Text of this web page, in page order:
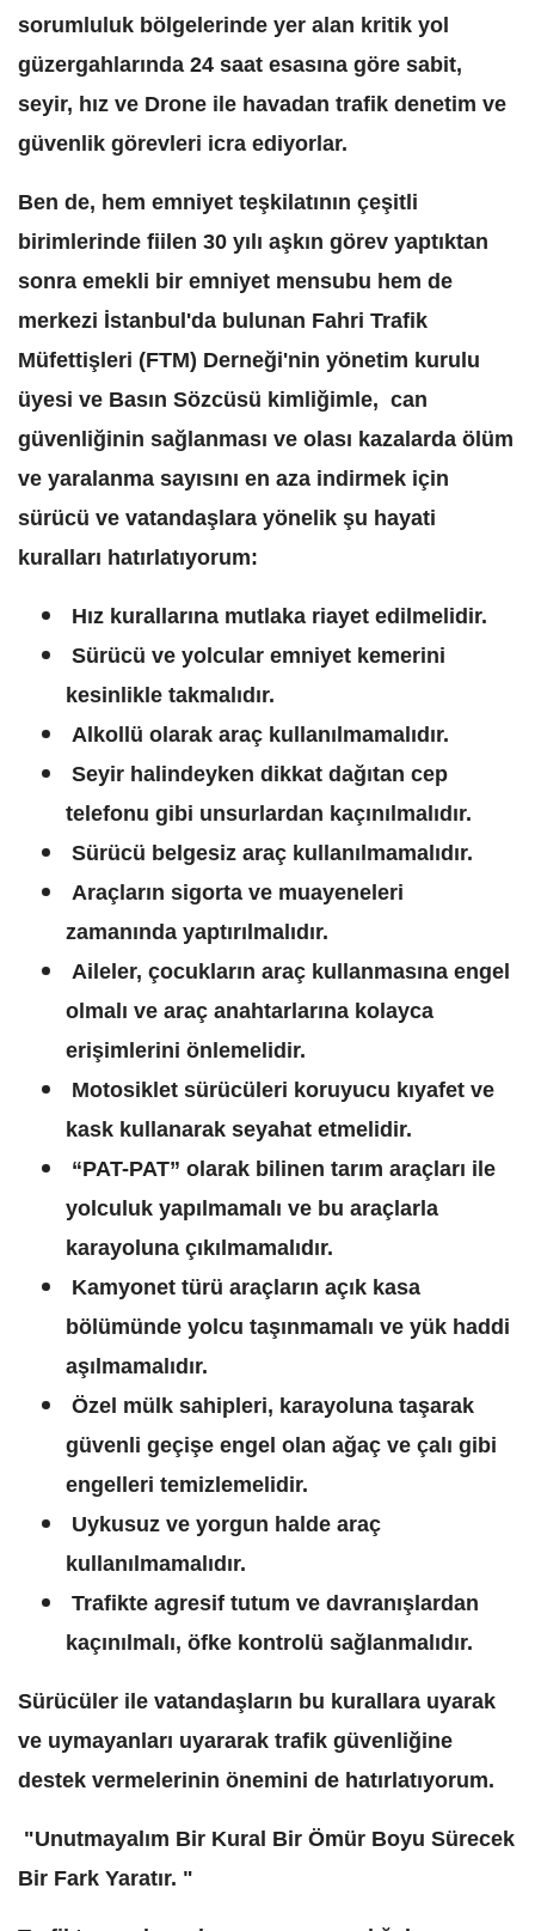
sorumluluk bölgelerinde yer alan kritik yol
güzergahlarında 24 saat esasına göre sabit,
seyir, hız ve Drone ile havadan trafik denetim ve
güvenlik görevleri icra ediyorlar.
Ben de, hem emniyet teşkilatının çeşitli
birimlerinde fiilen 30 yılı aşkın görev yaptıktan
sonra emekli bir emniyet mensubu hem de
merkezi İstanbul'da bulunan Fahri Trafik
Müfettişleri (FTM) Derneği'nin yönetim kurulu
üyesi ve Basın Sözcüsü kimliğimle, can
güvenliğinin sağlanması ve olası kazalarda ölüm
ve yaralanma sayısını en aza indirmek için
sürücü ve vatandaşlara yönelik şu hayati
kuralları hatırlatıyorum:
Hız kurallarına mutlaka riayet edilmelidir.
Sürücü ve yolcular emniyet kemerini
kesinlikle takmalıdır.
Alkollü olarak araç kullanılmamalıdır.
Seyir halindeyken dikkat dağıtan cep
telefonu gibi unsurlardan kaçınılmalıdır.
Sürücü belgesiz araç kullanılmamalıdır.
Araçların sigorta ve muayeneleri
zamanında yaptırılmalıdır.
Aileler, çocukların araç kullanmasına engel
olmalı ve araç anahtarlarına kolayca
erişimlerini önlemelidir.
Motosiklet sürücüleri koruyucu kıyafet ve
kask kullanarak seyahat etmelidir.
“PAT-PAT” olarak bilinen tarım araçları ile
yolculuk yapılmamalı ve bu araçlarla
karayoluna çıkılmamalıdır.
Kamyonet türü araçların açık kasa
bölümünde yolcu taşınmamalı ve yük haddi
aşılmamalıdır.
Özel mülk sahipleri, karayoluna taşarak
güvenli geçişe engel olan ağaç ve çalı gibi
engelleri temizlemelidir.
Uykusuz ve yorgun halde araç
kullanılmamalıdır.
Trafikte agresif tutum ve davranışlardan
kaçınılmalı, öfke kontrolü sağlanmalıdır.
Sürücüler ile vatandaşların bu kurallara uyarak
ve uymayanları uyararak trafik güvenliğine
destek vermelerinin önemini de hatırlatıyorum.
"Unutmayalım Bir Kural Bir Ömür Boyu Sürecek
Bir Fark Yaratır. "